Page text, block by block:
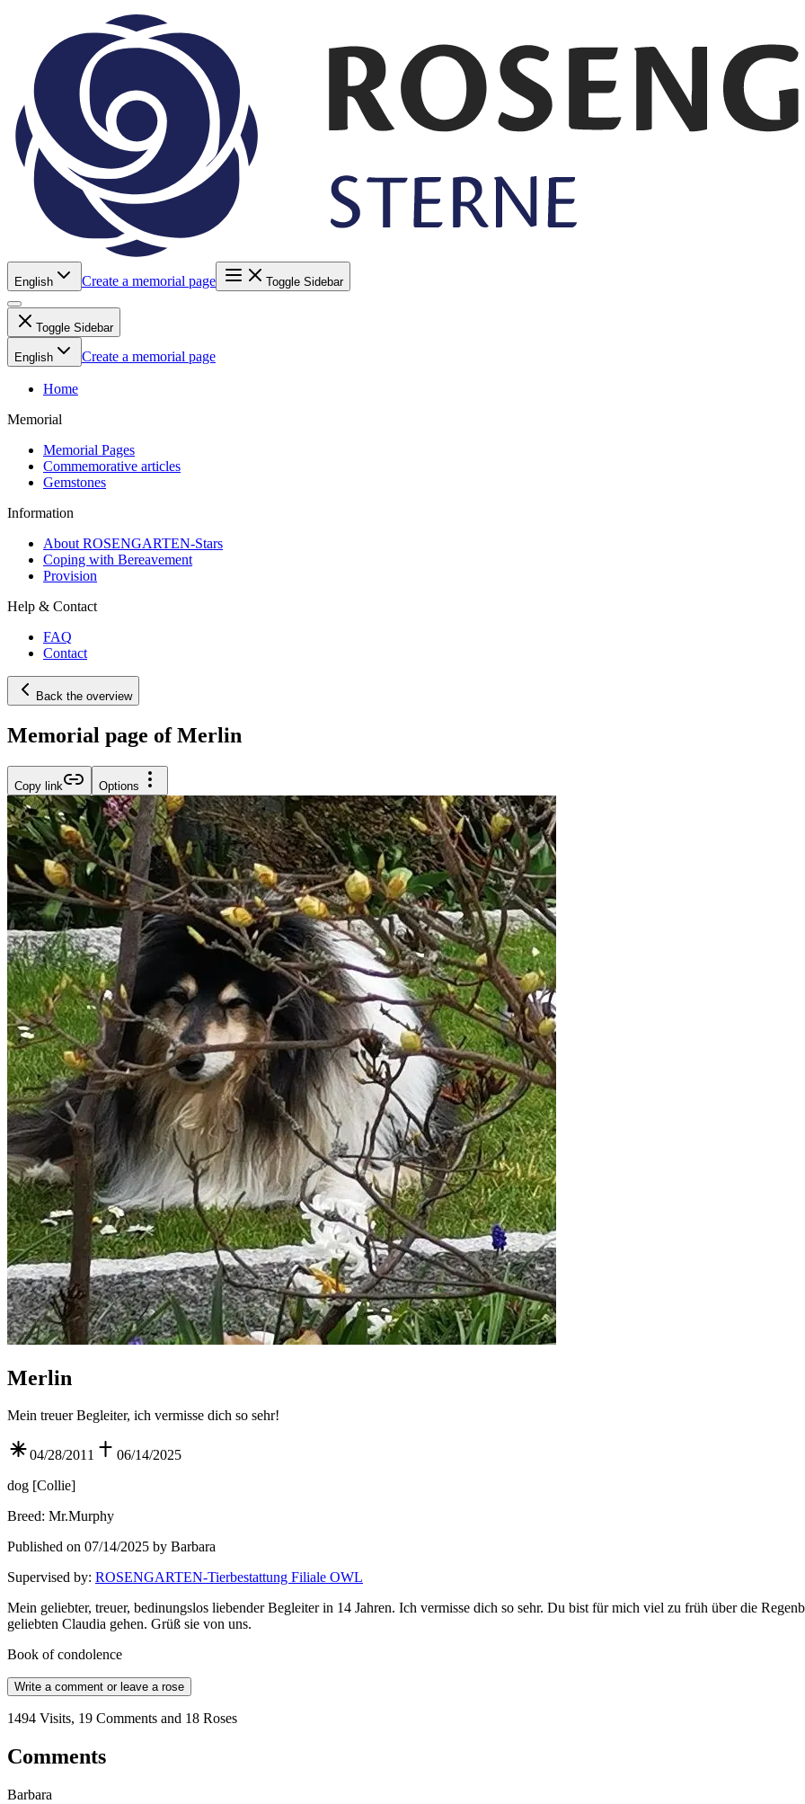
English Create a memorial page Toggle Sidebar
Toggle Sidebar
English Create a memorial page
Home
Memorial
Memorial Pages
Commemorative articles
Gemstones
Information
About ROSENGARTEN-Stars
Coping with Bereavement
Provision
Help & Contact
FAQ
Contact
Back the overview
Memorial page of Merlin
Copy link Options
Merlin
Mein treuer Begleiter, ich vermisse dich so sehr!
04/28/2011
06/14/2025
dog [Collie]
Breed: Mr.Murphy
Published on 07/14/2025 by Barbara
Supervised by: ROSENGARTEN-Tierbestattung Filiale OWL
Mein geliebter, treuer, bedinungslos liebender Begleiter in 14 Jahren. Ich vermisse dich so sehr. Du bist für mich viel zu früh über die
geliebten Claudia gehen. Grüß sie von uns.
Book of condolence
Write a comment or leave a rose
1494 Visits, 19 Comments and 18 Roses
Comments
Barbara